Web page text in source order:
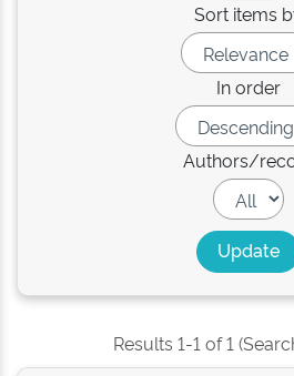
Sort items
In order
Authors/
Results 1-1 of 1